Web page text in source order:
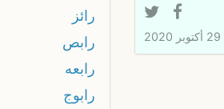
29 أكتوبر 2020
رائز
رابص
رابعه
رابوج